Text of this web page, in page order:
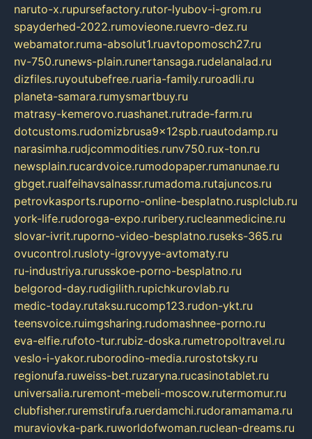
naruto-x.rupursefactory.rutor-lyubov-i-grom.ru
spayderhed-2022.rumovieone.ruevro-dez.ru
webamator.ruma-absolut1.ruavtopomosch27.ru
nv-750.runews-plain.runertansaga.rudelanalad.ru
dizfiles.ruyoutubefree.ruaria-family.ruroadli.ru
planeta-samara.rumysmartbuy.ru
matrasy-kemerovo.ruashanet.rutrade-farm.ru
dotcustoms.rudomizbrusa9x12spb.ruautodamp.ru
narasimha.rudjcommodities.runv750.rux-ton.ru
newsplain.rucardvoice.rumodopaper.rumanunae.ru
gbget.rualfeihavsalnassr.rumadoma.rutajuncos.ru
petrovkasports.ruporno-online-besplatno.rusplclub.ru
york-life.rudoroga-expo.ruribery.rucleanmedicine.ru
slovar-ivrit.ruporno-video-besplatno.ruseks-365.ru
ovucontrol.rusloty-igrovyye-avtomaty.ru
ru-industriya.rurusskoe-porno-besplatno.ru
belgorod-day.rudigilith.rupichkurovlab.ru
medic-today.rutaksu.rucomp123.rudon-ykt.ru
teensvoice.ruimgsharing.rudomashnee-porno.ru
eva-elfie.rufoto-tur.rubiz-doska.rumetropoltravel.ru
veslo-i-yakor.ruborodino-media.rurostotsky.ru
regionufa.ruweiss-bet.ruzaryna.rucasinotablet.ru
universalia.ruremont-mebeli-moscow.rutermomur.ru
clubfisher.ruremstirufa.ruerdamchi.rudoramamama.ru
muraviovka-park.ruworldofwoman.ruclean-dreams.ru